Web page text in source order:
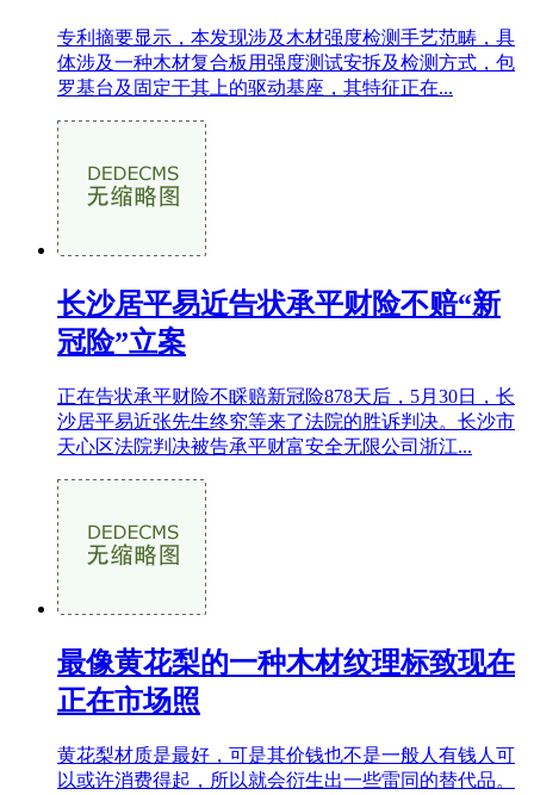
专利摘要显示，本发现涉及木材强度检测手艺范畴，具
体涉及一种木材复合板用强度测试安拆及检测方式，包
罗基台及固定于其上的驱动基座，其特征正在...
长沙居平易近告状承平财险不赔“新
冠险”立案
正在告状承平财险不睬赔新冠险878天后，5月30日，长
沙居平易近张先生终究等来了法院的胜诉判决。长沙市
天心区法院判决被告承平财富安全无限公司浙江...
最像黄花梨的一种木材纹理标致现在
正在市场照
黄花梨材质是最好，可是其价钱也不是一般人有钱人可
以或许消费得起，所以就会衍生出一些雷同的替代品。